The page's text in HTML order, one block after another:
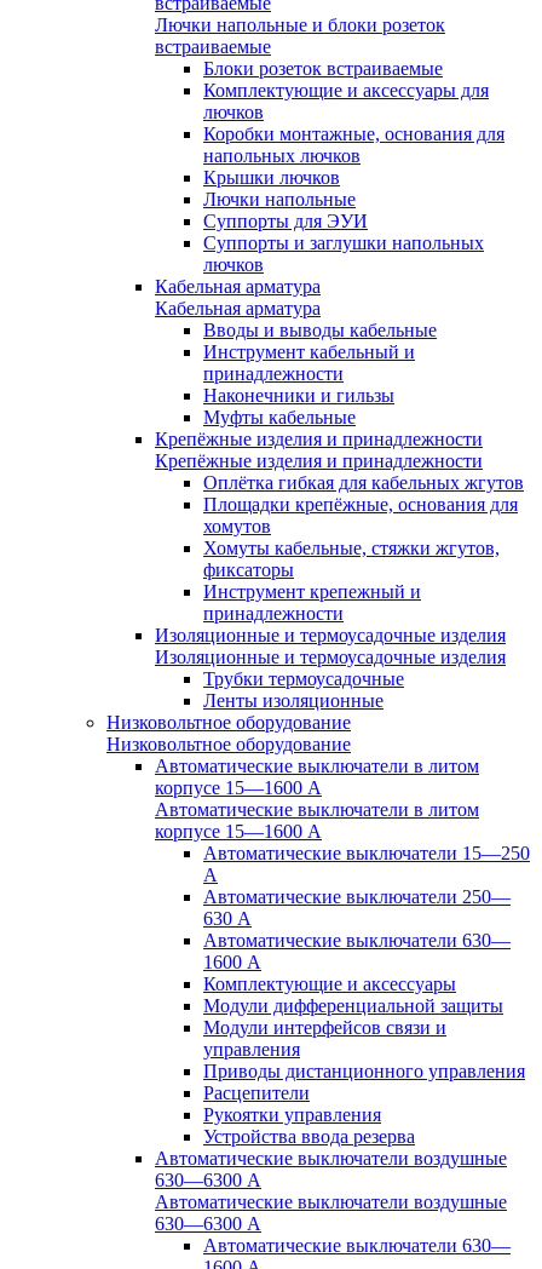
Лючки напольные и блоки розеток
встраиваемые
Блоки розеток встраиваемые
Комплектующие и аксессуары для
лючков
Коробки монтажные, основания для
напольных лючков
Крышки лючков
Лючки напольные
Суппорты для ЭУИ
Суппорты и заглушки напольных
лючков
Кабельная арматура
Кабельная арматура
Вводы и выводы кабельные
Инструмент кабельный и
принадлежности
Наконечники и гильзы
Муфты кабельные
Крепёжные изделия и принадлежности
Крепёжные изделия и принадлежности
Оплётка гибкая для кабельных жгутов
Площадки крепёжные, основания для
хомутов
Хомуты кабельные, стяжки жгутов,
фиксаторы
Инструмент крепежный и
принадлежности
Изоляционные и термоусадочные изделия
Изоляционные и термоусадочные изделия
Трубки термоусадочные
Ленты изоляционные
Низковольтное оборудование
Низковольтное оборудование
Автоматические выключатели в литом
корпусе 15—1600 А
Автоматические выключатели в литом
корпусе 15—1600 А
Автоматические выключатели 15—250
А
Автоматические выключатели 250—
630 А
Автоматические выключатели 630—
1600 А
Комплектующие и аксессуары
Модули дифференциальной защиты
Модули интерфейсов связи и
управления
Приводы дистанционного управления
Расцепители
Рукоятки управления
Устройства ввода резерва
Автоматические выключатели воздушные
630—6300 А
Автоматические выключатели воздушные
630—6300 А
Автоматические выключатели 630—